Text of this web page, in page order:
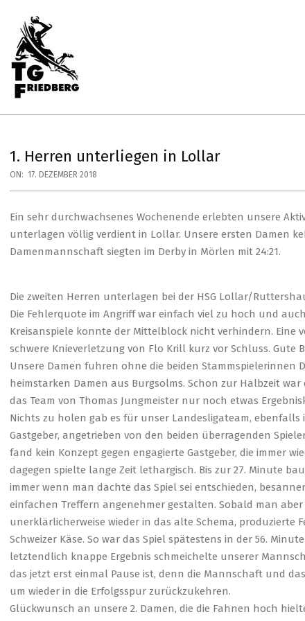
content
TG
HANDBALL
1. Herren unterliegen in Lollar
ON: 17. DEZEMBER 2018
Ein sehr durchwachsenes Wochenende erlebten unsere
unterlagen völlig verdient in Lollar. Unsere ersten Damen
Damenmannschaft siegten im Derby in Mörlen mit 24:21.
Die zweiten Herren unterlagen bei der HSG Lollar/
Die Fehlerquote im Angriff war einfach viel zu hoch und
Kreisanspiele konnte der Mittelblock nicht verhindern. Eine
schwere Knieverletzung von Flo Krill kurz vor Schluss. Gute
Unsere Damen fuhren ohne die beiden Stammspielerinnen
heimstarken Damen aus Burgsolms. Schon zur Halbzeit
das Team von Thomas Jungmeister nur noch etwas
Nichts zu holen gab es für unser Landesligateam,
Gastgeber, angetrieben von den beiden überragenden
fand kein Konzept gegen engagierte Gastgeber, die immer
dagegen spielte lange Zeit lethargisch. Bis zur 27. Minute
immer wenn man dachte das Spiel sei entschieden,
einfachen Treffern angenehmer gestalten. Sobald man aber
unerklärlicherweise wieder in das alte Schema, produzierte
Schweizer Käse. So war das Spiel spätestens in der 56.
letztendlich knappe Ergebnis schmeichelte unserer
das jetzt erst einmal Pause ist, denn die Mannschaft und
um wieder in die Erfolgsspur zurückzukehren.
Glückwunsch an unsere 2. Damen, die die Fahnen hoch